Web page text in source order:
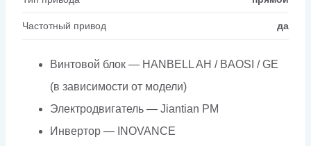
Частотный привод да
Винтовой блок — HANBELL AH / BAOSI / GE
(в зависимости от модели)
Электродвигатель — Jiantian PM
Инвертор — INOVANCE